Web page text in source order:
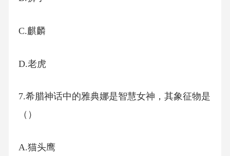
C.麒麟
D.老虎
7.希腊神话中的雅典娜是智慧女神，其象征物是
（）
A.猫头鹰